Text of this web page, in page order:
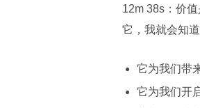
12m 38s：价
它，我就会知
它为我们带
它为我们开